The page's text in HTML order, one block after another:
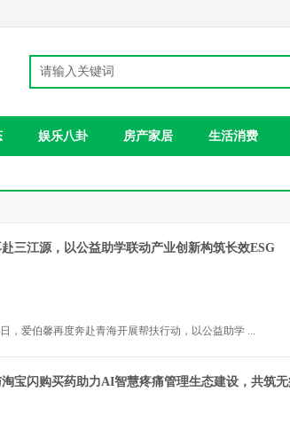
娱乐八卦 房产家居 生活消费
三江源，以公益助学联动产业创新构筑长效ESG
，爱伯馨再度奔赴青海开展帮扶行动，以公益助学 ...
宝闪购买药助力AI智慧疼痛管理生态建设，共筑